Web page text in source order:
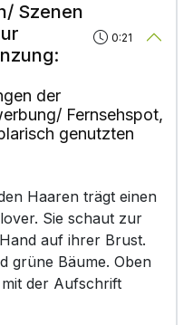
Szenen
0:21
der
Fernsehspot,
genutzten
Haaren trägt einen
Sie schaut zur
auf ihrer Brust.
grüne Bäume. Oben
der Aufschrift